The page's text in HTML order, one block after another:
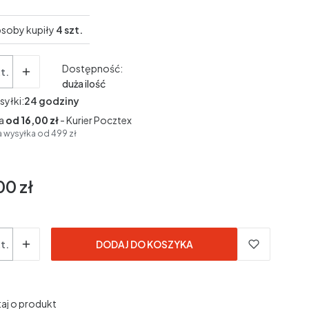
kupiły 4 szt.
Dostępność:
duża ilość
24 godziny
od 16,00 zł- Kurier Pocztex
wysyłka od 499 zł
zł
DODAJ DO KOSZYKA
o produkt